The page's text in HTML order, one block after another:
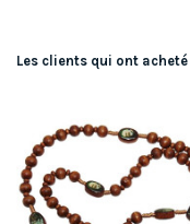
Les clients qui ont